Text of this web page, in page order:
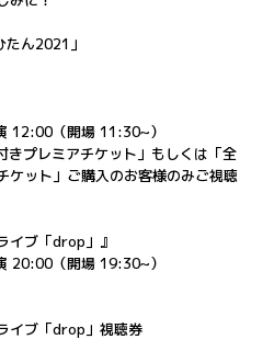
ん2021」
12:00（開場 11:30~）
プレミアチケット」もしくは「全
ケット」ご購入のお客様のみご視聴
イブ「drop」』
20:00（開場 19:30~）
イブ「drop」視聴券